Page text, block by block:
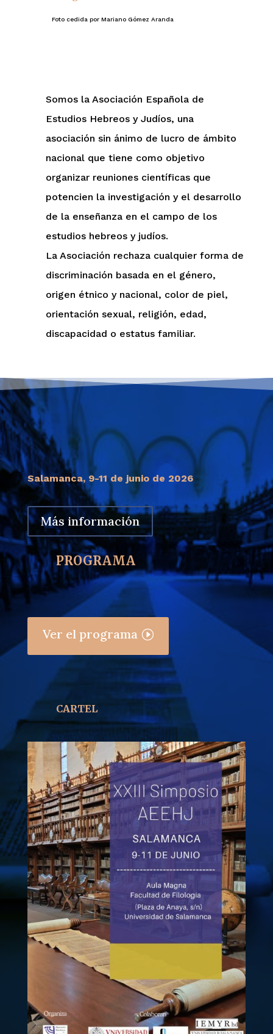
Foto cedida por Mariano Gómez Aranda
Somos la Asociación Española de
Estudios Hebreos y Judíos, una
asociación sin ánimo de lucro de ámbito
nacional que tiene como objetivo
organizar reuniones científicas que
potencien la investigación y el desarrollo
de la enseñanza en el campo de los
estudios hebreos y judíos.
La Asociación rechaza cualquier forma de
discriminación basada en el género,
origen étnico y nacional, color de piel,
orientación sexual, religión, edad,
discapacidad o estatus familiar.
Salamanca, 9-11 de junio de 2026
Más información
PROGRAMA
Ver el programa
CARTEL